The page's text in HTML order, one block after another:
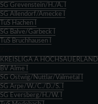
SG Grevenstein/H./A. I
SG Allendorf/Amecke I
TuS Hachen I
SG Balve/Garbeck I
TuS Bruchhausen I
KREISLIGA A HOCHSAUERLAND
BV Alme I
SG Ostwig/Nuttlar/Valmetal I
SG Arpe/W./C./D./S. I
SG Eversberg/H./W. I